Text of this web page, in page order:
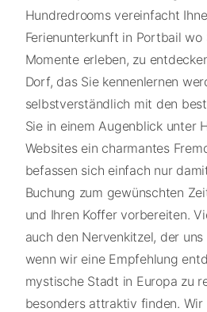
Hundredrooms vereinfacht
Ferienunterkunft in Portbail wo
Momente erleben, zu
Dorf, das Sie kennenlernen
selbstverständlich mit den
Sie in einem Augenblick unter
Websites ein charmantes
befassen sich einfach nur
Buchung zum gewünschten
und Ihren Koffer vorbereiten.
auch den Nervenkitzel, der
wenn wir eine Empfehlung
mystische Stadt in Europa zu
besonders attraktiv finden. Wir